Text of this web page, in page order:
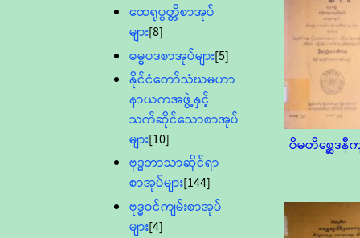
ထေရုပ္ပတ္တိစာအုပ်
များ[8]
ဓမ္မပဒစာအုပ်များ[5]
နိုင်ငံတော်သံဃမဟာ
နာယကအဖွဲ့နှင့်
သက်ဆိုင်သောစာအုပ်
များ[10]
ဗုဒ္ဓဘာသာဆိုင်ရာ
စာအုပ်များ[144]
ဗုဒ္ဓဝင်ကျမ်းစာအုပ်
များ[4]
ဝိမတိစ္ဆေဒနီက